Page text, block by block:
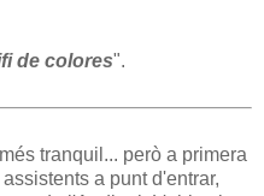
de colores".
tranquil... però a primera
a punt d'entrar,